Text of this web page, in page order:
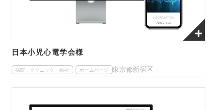
日本小児心電学会様
病院・クリニック・福祉 ホームページ 東京都新宿区